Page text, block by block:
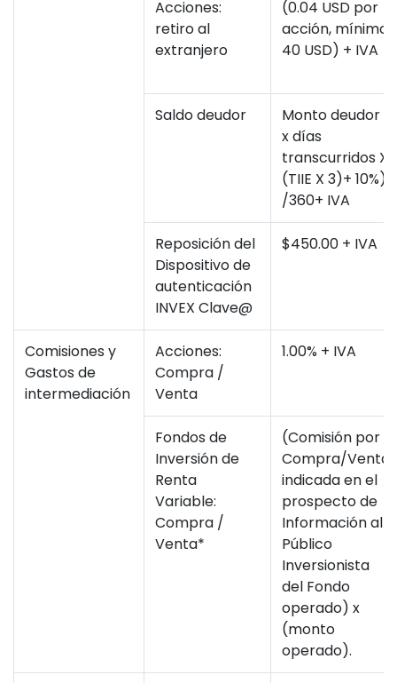
Acciones:
retiro al
extranjero
(0.04 USD por
acción, mínimo
40 USD) + IVA
Saldo deudor
Monto deudor
x días
transcurridos X
(TIIE X 3)+ 10%)
/360+ IVA
Reposición del
Dispositivo de
autenticación
INVEX Clave@
$450.00 + IVA
Comisiones y
Gastos de
intermediación
Acciones:
Compra /
Venta
1.00% + IVA
Fondos de
Inversión de
Renta
Variable:
Compra /
Venta*
(Comisión por
Compra/Venta
indicada en el
prospecto de
Información al
Público
Inversionista
del Fondo
operado) x
(monto
operado).